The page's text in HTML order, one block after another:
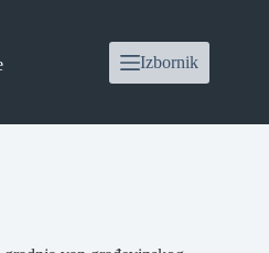
Izbornik